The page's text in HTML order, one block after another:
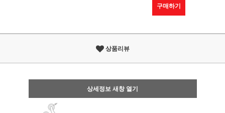
구매하기
상품리뷰
상세정보 새창 열기